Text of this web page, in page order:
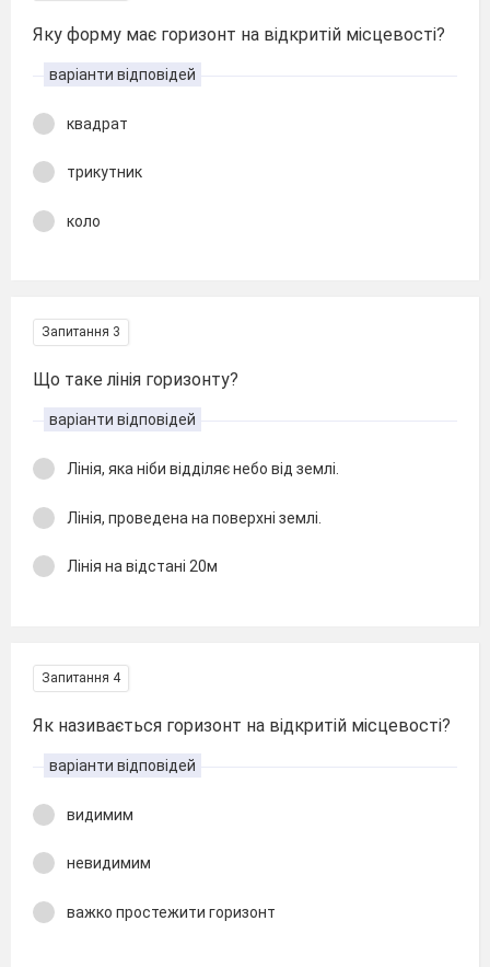
Яку форму має горизонт на відкритій місцевості?
варіанти відповідей
квадрат
трикутник
коло
Запитання 3
Що таке лінія горизонту?
варіанти відповідей
Лінія, яка ніби відділяє небо від землі.
Лінія, проведена на поверхні землі.
Лінія на відстані 20м
Запитання 4
Як називається горизонт на відкритій місцевості?
варіанти відповідей
видимим
невидимим
важко простежити горизонт